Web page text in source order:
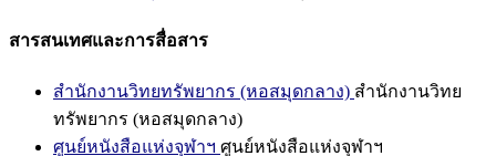
สารสนเทศและการสื่อสาร
สำนักงานวิทยทรัพยากร (หอสมุดกลาง) สำนักงานวิทย
ทรัพยากร (หอสมุดกลาง)
ศูนย์หนังสือแห่งจุฬาฯ ศูนย์หนังสือแห่งจุฬาฯ